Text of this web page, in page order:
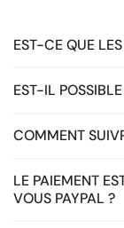
EST-CE QUE
EST-IL
COMMENT
LE PAIEMENT
VOUS PAYPAL ?